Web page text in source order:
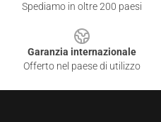
Spediamo in oltre 200 paesi
Garanzia internazionale
Offerto nel paese di utilizzo